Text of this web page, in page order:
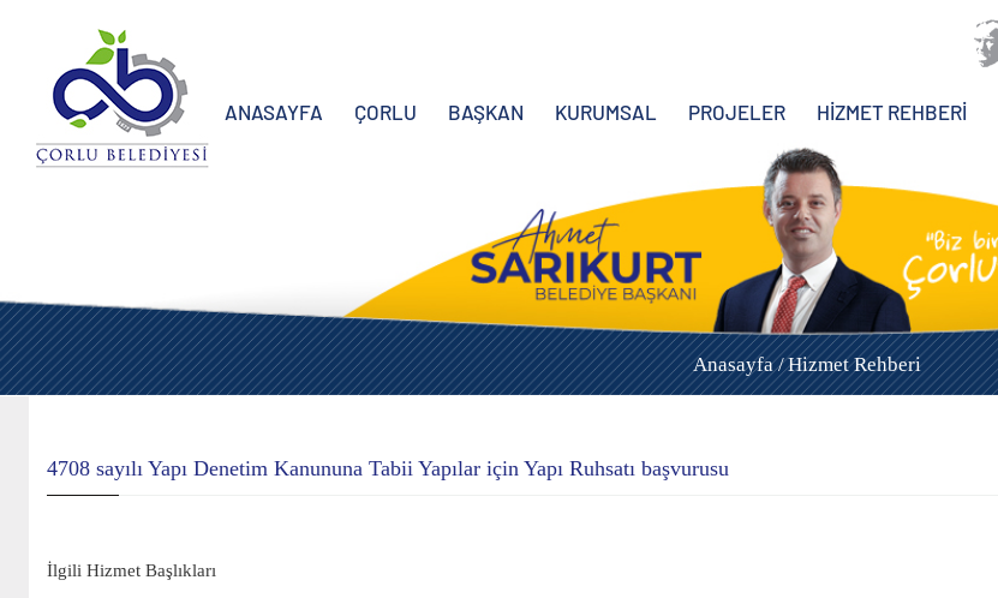
ANASAYFA ÇORLU BAŞKAN KURUMSAL PROJELER HİZMET REHBERİ
Anasayfa /Hizmet Rehberi
4708 sayılı Yapı Denetim Kanununa Tabii Yapılar için Yapı Ruhsatı başvurusu
İlgili Hizmet Başlıkları